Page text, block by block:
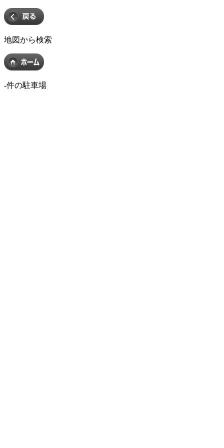
地図から検索
-件の駐車場